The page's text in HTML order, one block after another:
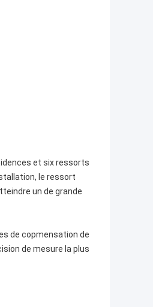
et six ressorts
le ressort
un de grande
de copmensation de
de mesure la plus